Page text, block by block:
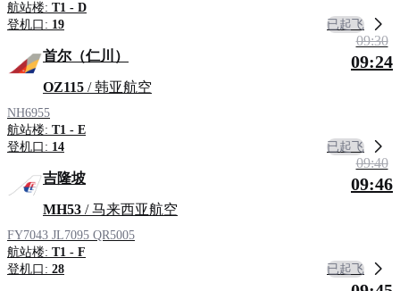
航站楼: T1 - D
登机口: 19 已起飞
首尔（仁川）
OZ115 / 韩亚航空
NH6955
航站楼: T1 - E
登机口: 14
09:30
09:24
已起飞
吉隆坡
MH53 / 马来西亚航空
FY7043 JL7095 QR5005
航站楼: T1 - F
登机口: 28
09:40
09:46
已起飞